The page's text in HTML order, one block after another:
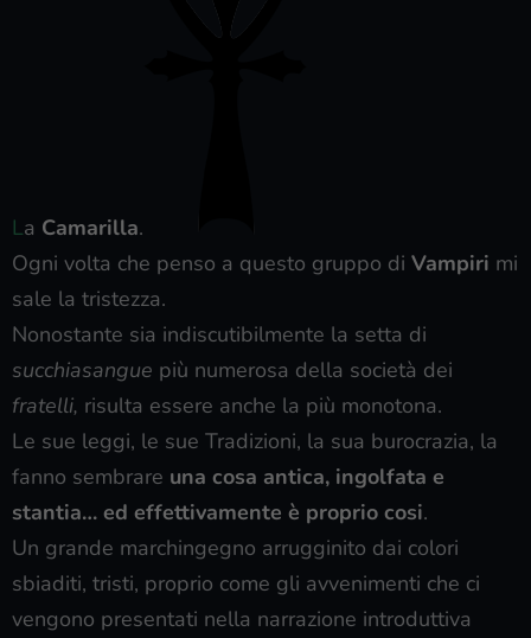
La Camarilla.
Ogni volta che penso a questo gruppo di Vampiri mi
sale la tristezza.
Nonostante sia indiscutibilmente la setta di
succhiasangue più numerosa della società dei
fratelli, risulta essere anche la più monotona.
Le sue leggi, le sue Tradizioni, la sua burocrazia, la
fanno sembrare una cosa antica, ingolfata e
stantia… ed effettivamente è proprio cosi.
Un grande marchingegno arrugginito dai colori
sbiaditi, tristi, proprio come gli avvenimenti che ci
vengono presentati nella narrazione introduttiva